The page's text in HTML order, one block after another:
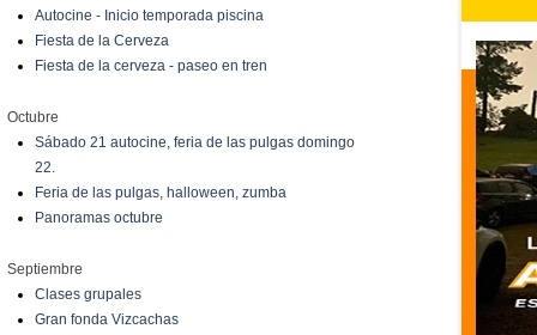
Autocine - Inicio temporada piscina
Fiesta de la Cerveza
Fiesta de la cerveza - paseo en tren
Octubre
Sábado 21 autocine, feria de las pulgas domingo
22.
Feria de las pulgas, halloween, zumba
Panoramas octubre
Septiembre
Clases grupales
Gran fonda Vizcachas